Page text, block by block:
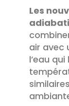
Les
air avec
l’eau